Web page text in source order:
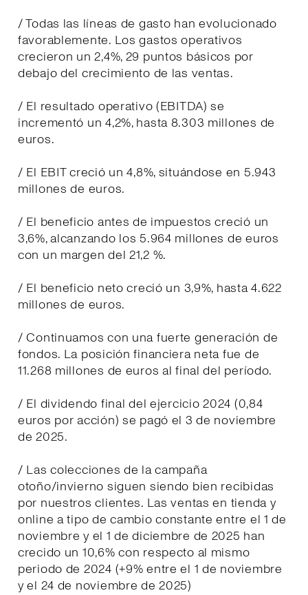
/ Todas las líneas de gasto han evolucionado
favorablemente. Los gastos operativos
crecieron un 2,4%, 29 puntos básicos por
debajo del crecimiento de las ventas.
/ El resultado operativo (EBITDA) se
incrementó un 4,2%, hasta 8.303 millones de
euros.
/ El EBIT creció un 4,8%, situándose en 5.943
millones de euros.
/ El beneficio antes de impuestos creció un
3,6%, alcanzando los 5.964 millones de euros
con un margen del 21,2 %.
/ El beneficio neto creció un 3,9%, hasta 4.622
millones de euros.
/ Continuamos con una fuerte generación de
fondos. La posición financiera neta fue de
11.268 millones de euros al final del período.
/ El dividendo final del ejercicio 2024 (0,84
euros por acción) se pagó el 3 de noviembre
de 2025.
/ Las colecciones de la campaña
otoño/invierno siguen siendo bien recibidas
por nuestros clientes. Las ventas en tienda y
online a tipo de cambio constante entre el 1 de
noviembre y el 1 de diciembre de 2025 han
crecido un 10,6% con respecto al mismo
periodo de 2024 (+9% entre el 1 de noviembre
y el 24 de noviembre de 2025)